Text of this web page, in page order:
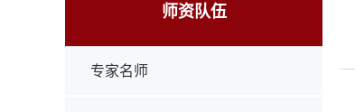
师资队伍
专家名师